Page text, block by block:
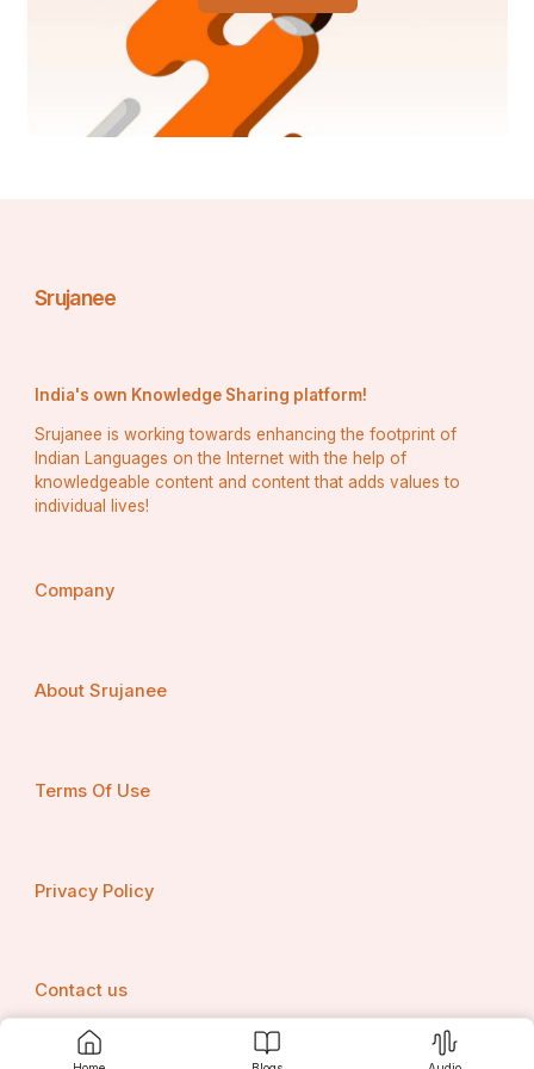
ପ୍ରସିଦ୍ଧ ମିଠା ଦୋକାନ ଯାହା ନିଜ ପାଇଁ "ନିଶ୍ଚିତ-
ରାଧିକା ମିଠା ଦୋକାନ ଏବଂ ଶଙ୍କର ମିଠାଇ ୱାଲା
ଅନ୍ତର୍ଭୁକ୍ତ; ଅବଶ୍ୟ ଯେତେବେଳେ ଯାଏଁ ଆପଣ ମଥୁରାରେ,
ନିଶ୍ଚିତ ହୁଅ ଯେ ପ୍ରାୟ ପ୍ରତ୍ୟେକ ଭୋଜନକାରୀ ଏହାର
ମେନୁରେ ଏହି ପେଡ଼ା ମିଠା ଖାଦ୍ୟ ପାଇବେ।
ମଥୁରା ପେଡ଼ା କେମିତି ପ୍ରସ୍ତୁତ କରାଯାଏ?
Srujanee
India's own Knowledge Sharing platform!
Srujanee is working towards enhancing the footprint of
Indian Languages on the Internet with the help of
knowledgeable content and content that adds values to
individual lives!
Company
About Srujanee
Terms Of Use
Privacy Policy
Contact us